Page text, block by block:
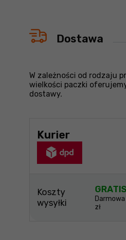
Dostawa
W zależności od rodzaju
wielkości paczki
dostawy.
Kurier
Koszty
wysyłki
zł